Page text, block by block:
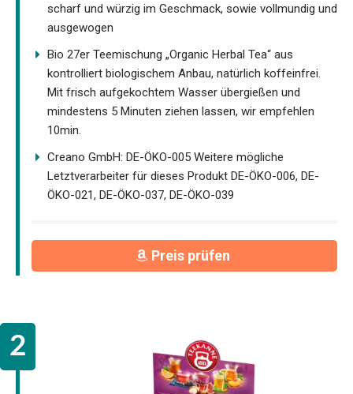
scharf und würzig im Geschmack, sowie vollmundig und
ausgewogen
Bio 27er Teemischung „Organic Herbal Tea“ aus
kontrolliert biologischem Anbau, natürlich koffeinfrei.
Mit frisch aufgekochtem Wasser übergießen und
mindestens 5 Minuten ziehen lassen, wir empfehlen
10min.
Creano GmbH: DE-ÖKO-005 Weitere mögliche
Letztverarbeiter für dieses Produkt DE-ÖKO-006, DE-
ÖKO-021, DE-ÖKO-037, DE-ÖKO-039
Preis prüfen